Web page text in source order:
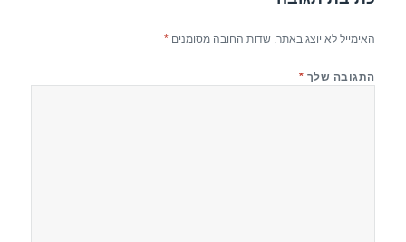
האימייל לא יוצג באתר. שדות החובה מסומנים*
התגובה שלך *